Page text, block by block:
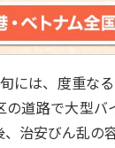
には、度重な
の道路で大型
治安びん乱の